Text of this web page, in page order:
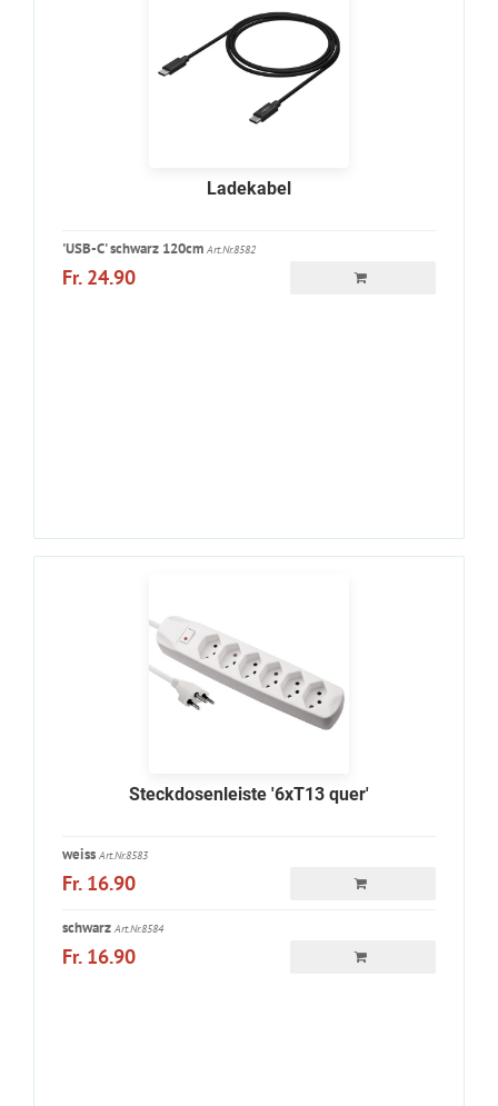
Ladekabel
'USB-C' schwarz 120cm Art.Nr.8582
Fr. 24.90
Steckdosenleiste '6xT13 quer'
weiss Art.Nr.8583
Fr. 16.90
schwarz Art.Nr.8584
Fr. 16.90